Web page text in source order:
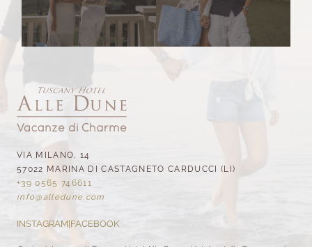
VIA MILANO, 14
57022 MARINA DI CASTAGNETO CARDUCCI (LI)
+39 0565 746611
info@alledune. com
INSTAGRAM|FACEBOOK